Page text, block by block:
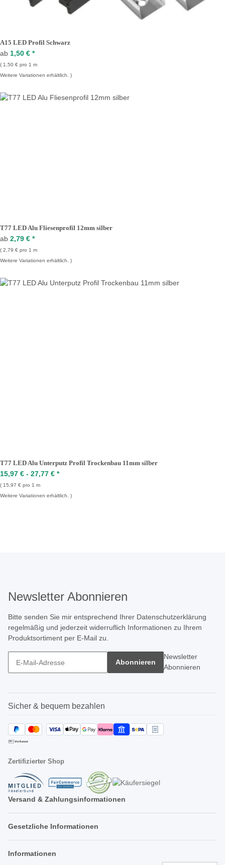
A15 LED Profil Schwarz
ab 1,50 € *
1,50 € pro 1 m
Weitere Variationen erhältlich.
T77 LED Alu Fliesenprofil 12mm silber
ab 2,79 € *
2,79 € pro 1 m
Weitere Variationen erhältlich.
T77 LED Alu Unterputz Profil Trockenbau 11mm silber
15,97 € - 27,77 € *
15,97 € pro 1 m
Weitere Variationen erhältlich.
Newsletter Abonnieren
Bitte senden Sie mir entsprechend Ihrer Datenschutzerklärung
regelmäßig und jederzeit widerruflich Informationen zu Ihrem
Produktsortiment per E-Mail zu.
Abonnieren
Newsletter
Abonnieren
Sicher & bequem bezahlen
Zertifizierter Shop
Versand & Zahlungsinformationen
Gesetzliche Informationen
Informationen